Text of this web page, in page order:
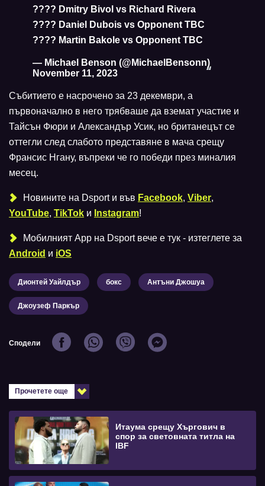
???? Dmitry Bivol vs Richard Rivera
???? Daniel Dubois vs Opponent TBC
???? Martin Bakole vs Opponent TBC
— Michael Benson (@MichaelBensonn)
November 11, 2023
Събитието е насрочено за 23 декември, а
първоначално в него трябваше да вземат участие и
Тайсън Фюри и Александър Усик, но британецът се
оттегли след слабото представяне в мача срещу
Франсис Нгану, въпреки че го победи през миналия
месец.
Новините на Dsport и във Facebook, Viber,
YouTube, TikTok и Instagram!
Мобилният Аpp на Dsport вече е тук - изтеглете за
Android и iOS
Дионтей Уайлдър бокс Антъни Джошуа
Джоузеф Паркър
Сподели
Прочетете още
Итаума срещу Хъргович в
спор за световната титла на
IBF